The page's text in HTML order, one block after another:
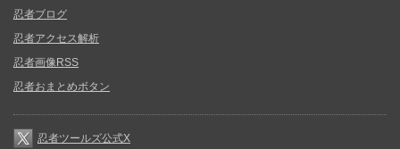
忍者ブログ
忍者アクセス解析
忍者画像RSS
忍者おまとめボタン
忍者ツールズ公式X